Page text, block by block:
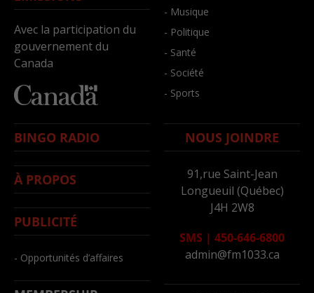
Avec la participation du
gouvernement du
Canada
- Musique
- Politique
- Santé
- Société
- Sports
BINGO RADIO
À PROPOS
PUBLICITÉ
- Opportunités d’affaires
NOUS JOINDRE
91,rue Saint-Jean
Longueuil (Québec)
J4H 2W8
SMS | 450-646-6800
admin@fm1033.ca